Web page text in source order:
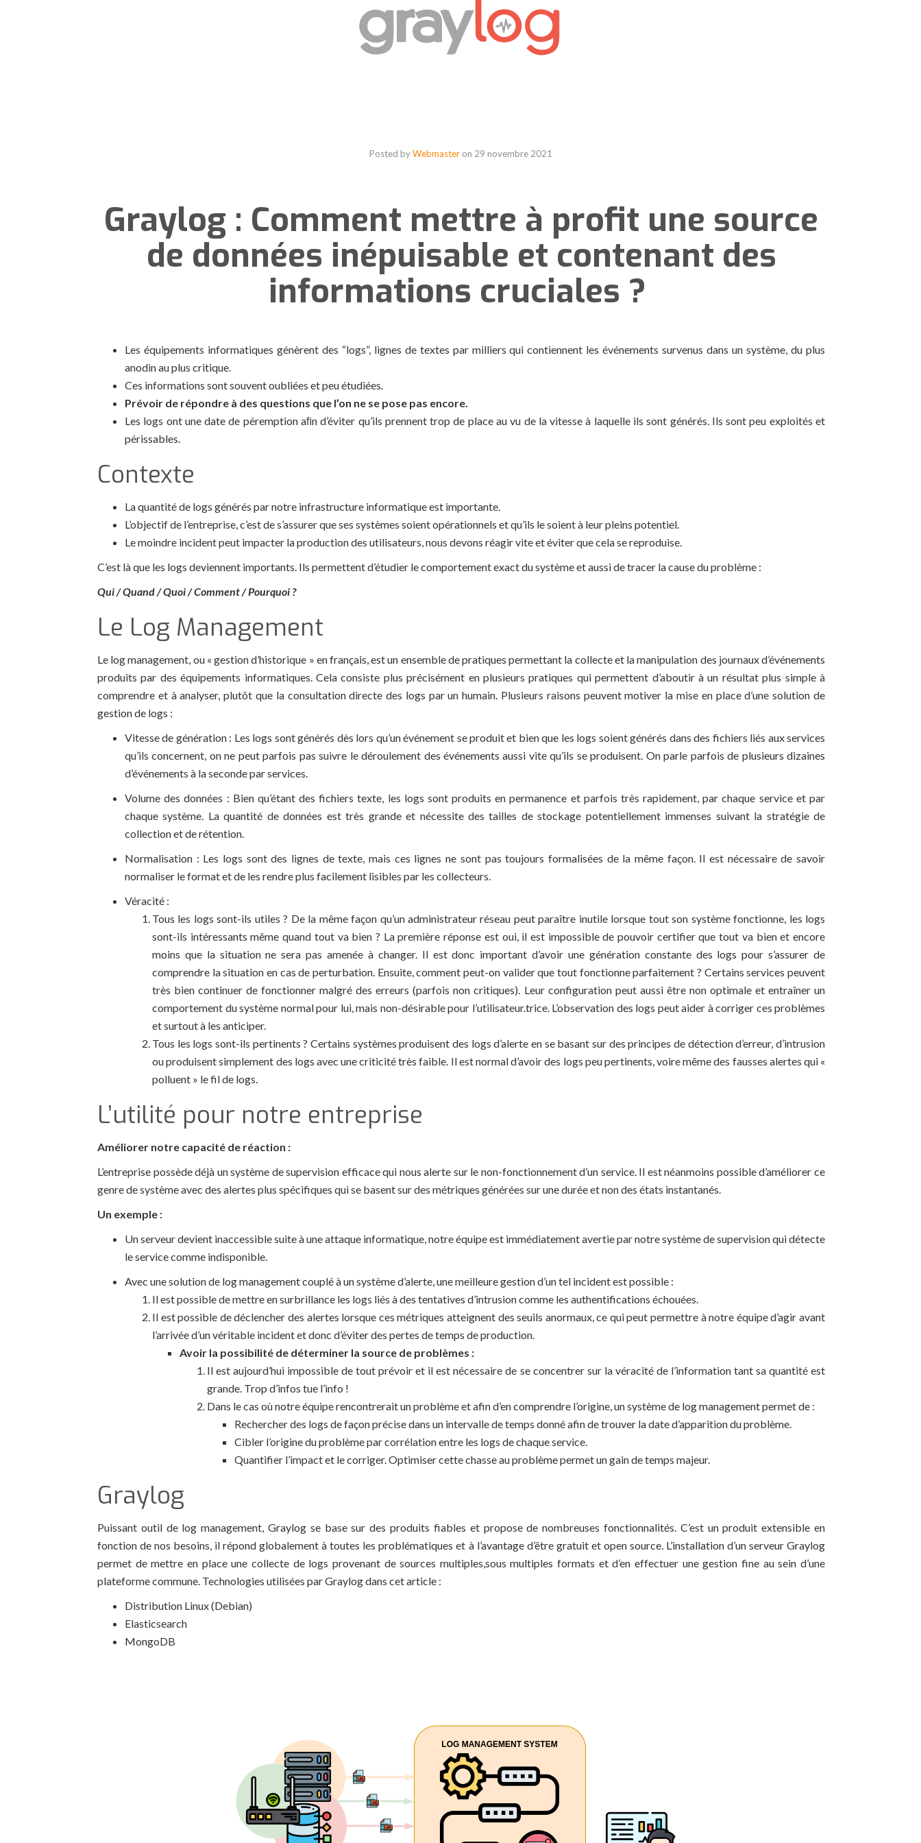
Posted byWebmaster on 29 novembre 2021
Graylog : Comment mettre à profit une source
de données inépuisable et contenant des
informations cruciales ?
Les équipements informatiques génèrent des “logs”, lignes de textes par milliers qui contiennent les événements survenus dans un système, du plus
anodin au plus critique.
Ces informations sont souvent oubliées et peu étudiées.
Prévoir de répondre à des questions que l’on ne se pose pas encore.
Les logs ont une date de péremption aﬁn d’éviter qu’ils prennent trop de place au vu de la vitesse à laquelle ils sont générés. Ils sont peu exploités et
périssables.
Contexte
La quantité de logs générés par notre infrastructure informatique est importante.
L’objectif de l’entreprise, c’est de s’assurer que ses systèmes soient opérationnels et qu’ils le soient à leur pleins potentiel.
Le moindre incident peut impacter la production des utilisateurs, nous devons réagir vite et éviter que cela se reproduise.
C’est là que les logs deviennent importants. Ils permettent d’étudier le comportement exact du système et aussi de tracer la cause du problème :
Qui / Quand / Quoi / Comment / Pourquoi ?
Le Log Management
Le log management, ou « gestion d’historique » en français, est un ensemble de pratiques permettant la collecte et la manipulation des journaux d’événements
produits par des équipements informatiques. Cela consiste plus précisément en plusieurs pratiques qui permettent d’aboutir à un résultat plus simple à
comprendre et à analyser, plutôt que la consultation directe des logs par un humain. Plusieurs raisons peuvent motiver la mise en place d’une solution de
gestion de logs :
Vitesse de génération : Les logs sont générés dès lors qu’un événement se produit et bien que les logs soient générés dans des fichiers liés aux services
qu’ils concernent, on ne peut parfois pas suivre le déroulement des événements aussi vite qu’ils se produisent. On parle parfois de plusieurs dizaines
d’événements à la seconde par services.
Volume des données : Bien qu’étant des fichiers texte, les logs sont produits en permanence et parfois très rapidement, par chaque service et par
chaque système. La quantité de données est très grande et nécessite des tailles de stockage potentiellement immenses suivant la stratégie de
collection et de rétention.
Normalisation : Les logs sont des lignes de texte, mais ces lignes ne sont pas toujours formalisées de la même façon. Il est nécessaire de savoir
normaliser le format et de les rendre plus facilement lisibles par les collecteurs.
Véracité :
Tous les logs sont-ils utiles ? De la même façon qu’un administrateur réseau peut paraître inutile lorsque tout son système fonctionne, les logs
sont-ils intéressants même quand tout va bien ? La première réponse est oui, il est impossible de pouvoir certifier que tout va bien et encore
moins que la situation ne sera pas amenée à changer. Il est donc important d’avoir une génération constante des logs pour s’assurer de
comprendre la situation en cas de perturbation. Ensuite, comment peut-on valider que tout fonctionne parfaitement ? Certains services peuvent
très bien continuer de fonctionner malgré des erreurs (parfois non critiques). Leur configuration peut aussi être non optimale et entraîner un
comportement du système normal pour lui, mais non-désirable pour l’utilisateur.trice. L’observation des logs peut aider à corriger ces problèmes
et surtout à les anticiper.
Tous les logs sont-ils pertinents ? Certains systèmes produisent des logs d’alerte en se basant sur des principes de détection d’erreur, d’intrusion
ou produisent simplement des logs avec une criticité très faible. Il est normal d’avoir des logs peu pertinents, voire même des fausses alertes qui «
polluent » le fil de logs.
L’utilité pour notre entreprise
Améliorer notre capacité de réaction :
L’entreprise possède déjà un système de supervision efficace qui nous alerte sur le non-fonctionnement d’un service. Il est néanmoins possible d’améliorer ce
genre de système avec des alertes plus spécifiques qui se basent sur des métriques générées sur une durée et non des états instantanés.
Un exemple :
Un serveur devient inaccessible suite à une attaque informatique, notre équipe est immédiatement avertie par notre système de supervision qui détecte
le service comme indisponible.
Avec une solution de log management couplé à un système d’alerte, une meilleure gestion d’un tel incident est possible :
Il est possible de mettre en surbrillance les logs liés à des tentatives d’intrusion comme les authentifications échouées.
Il est possible de déclencher des alertes lorsque ces métriques atteignent des seuils anormaux, ce qui peut permettre à notre équipe d’agir avant
l’arrivée d’un véritable incident et donc d’éviter des pertes de temps de production.
Avoir la possibilité de déterminer la source de problèmes :
Il est aujourd’hui impossible de tout prévoir et il est nécessaire de se concentrer sur la véracité de l’information tant sa quantité est
grande. Trop d’infos tue l’info !
Dans le cas où notre équipe rencontrerait un problème et afin d’en comprendre l’origine, un système de log management permet de :
Rechercher des logs de façon précise dans un intervalle de temps donné afin de trouver la date d’apparition du problème.
Cibler l’origine du problème par corrélation entre les logs de chaque service.
Quantifier l’impact et le corriger. Optimiser cette chasse au problème permet un gain de temps majeur.
Graylog
Puissant outil de log management, Graylog se base sur des produits fiables et propose de nombreuses fonctionnalités. C’est un produit extensible en
fonction de nos besoins, il répond globalement à toutes les problématiques et à l’avantage d’être gratuit et open source. L’installation d’un serveur Graylog
permet de mettre en place une collecte de logs provenant de sources multiples,sous multiples formats et d’en effectuer une gestion fine au sein d’une
plateforme commune. Technologies utilisées par Graylog dans cet article :
Distribution Linux (Debian)
Elasticsearch
MongoDB